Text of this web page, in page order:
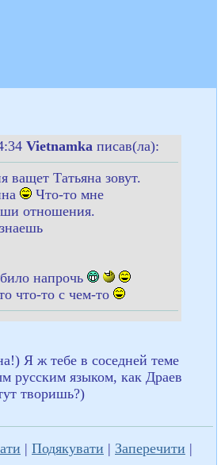
Vietnamka писав(ла):
ващет Татьяна зовут.
Что-то мне
отношения.
напрочь
что-то с чем-то
Я ж тебе в соседней теме
русским языком, как Драев
творишь?)
| Подякувати | Заперечити |